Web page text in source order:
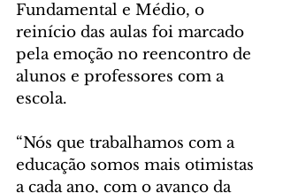
Fundamental e Médio, o
reinício das aulas foi marcado
pela emoção no reencontro de
alunos e professores com a
escola.
“Nós que trabalhamos com a
educação somos mais otimistas
a cada ano, com o avanço da